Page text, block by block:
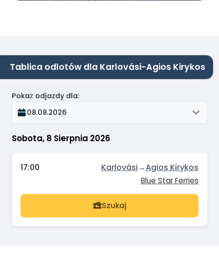
Tablica odlotów dla Karlovási-Agios Kirykos
Sobota, 8 Sierpnia 2026
Pokaż odjazdy dla:
08.08.2026
17:00 Karlovási→Agios Kirykos
Blue Star Ferries
Szukaj